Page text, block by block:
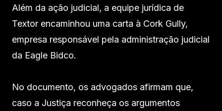
Além da ação judicial, a equipe jurídica de
Textor encaminhou uma carta à Cork Gully,
empresa responsável pela administração judicial
da Eagle Bidco.
No documento, os advogados afirmam que,
caso a Justiça reconheça os argumentos